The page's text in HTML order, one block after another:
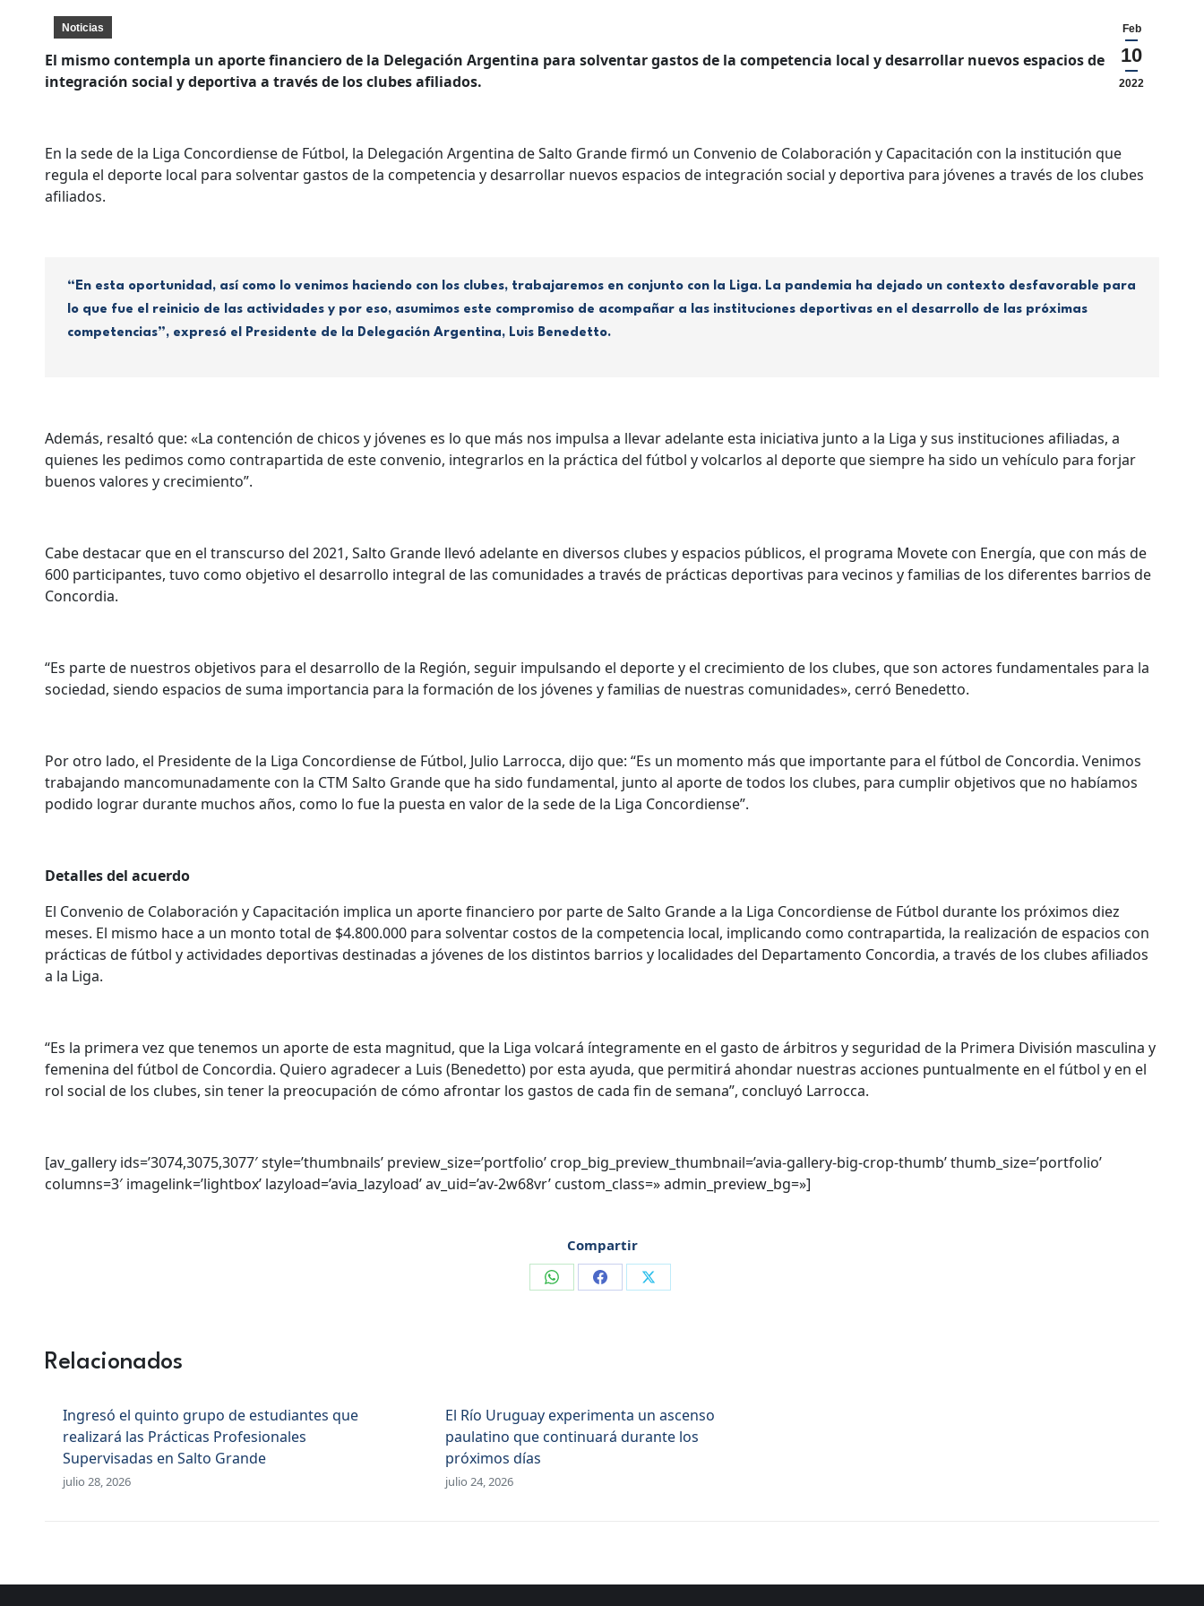
Feb
10
2022
Noticias
El mismo contempla un aporte financiero de la Delegación Argentina para solventar gastos de la competencia local y desarrollar nuevos espacios de
integración social y deportiva a través de los clubes afiliados.
En la sede de la Liga Concordiense de Fútbol, la Delegación Argentina de Salto Grande firmó un Convenio de Colaboración y Capacitación con la institución que
regula el deporte local para solventar gastos de la competencia y desarrollar nuevos espacios de integración social y deportiva para jóvenes a través de los clubes
afiliados.
“En esta oportunidad, así como lo venimos haciendo con los clubes, trabajaremos en conjunto con la Liga. La pandemia ha dejado un contexto desfavorable para
lo que fue el reinicio de las actividades y por eso, asumimos este compromiso de acompañar a las instituciones deportivas en el desarrollo de las próximas
competencias”, expresó el Presidente de la Delegación Argentina, Luis Benedetto.
Además, resaltó que: «La contención de chicos y jóvenes es lo que más nos impulsa a llevar adelante esta iniciativa junto a la Liga y sus instituciones afiliadas, a
quienes les pedimos como contrapartida de este convenio, integrarlos en la práctica del fútbol y volcarlos al deporte que siempre ha sido un vehículo para forjar
buenos valores y crecimiento”.
Cabe destacar que en el transcurso del 2021, Salto Grande llevó adelante en diversos clubes y espacios públicos, el programa Movete con Energía, que con más de
600 participantes, tuvo como objetivo el desarrollo integral de las comunidades a través de prácticas deportivas para vecinos y familias de los diferentes barrios de
Concordia.
“Es parte de nuestros objetivos para el desarrollo de la Región, seguir impulsando el deporte y el crecimiento de los clubes, que son actores fundamentales para la
sociedad, siendo espacios de suma importancia para la formación de los jóvenes y familias de nuestras comunidades», cerró Benedetto.
Por otro lado, el Presidente de la Liga Concordiense de Fútbol, Julio Larrocca, dijo que: “Es un momento más que importante para el fútbol de Concordia. Venimos
trabajando mancomunadamente con la CTM Salto Grande que ha sido fundamental, junto al aporte de todos los clubes, para cumplir objetivos que no habíamos
podido lograr durante muchos años, como lo fue la puesta en valor de la sede de la Liga Concordiense”.
Detalles del acuerdo
El Convenio de Colaboración y Capacitación implica un aporte financiero por parte de Salto Grande a la Liga Concordiense de Fútbol durante los próximos diez
meses. El mismo hace a un monto total de $4.800.000 para solventar costos de la competencia local, implicando como contrapartida, la realización de espacios con
prácticas de fútbol y actividades deportivas destinadas a jóvenes de los distintos barrios y localidades del Departamento Concordia, a través de los clubes afiliados
a la Liga.
“Es la primera vez que tenemos un aporte de esta magnitud, que la Liga volcará íntegramente en el gasto de árbitros y seguridad de la Primera División masculina y
femenina del fútbol de Concordia. Quiero agradecer a Luis (Benedetto) por esta ayuda, que permitirá ahondar nuestras acciones puntualmente en el fútbol y en el
rol social de los clubes, sin tener la preocupación de cómo afrontar los gastos de cada fin de semana”, concluyó Larrocca.
[av_gallery ids=’3074,3075,3077′ style=’thumbnails’ preview_size=’portfolio’ crop_big_preview_thumbnail=’avia-gallery-big-crop-thumb’ thumb_size=’portfolio’
columns=3′ imagelink=’lightbox’ lazyload=’avia_lazyload’ av_uid=’av-2w68vr’ custom_class=» admin_preview_bg=»]
Compartir
CompartirCompartirCompartir
Relacionados
Ingresó el quinto grupo de estudiantes que
realizará las Prácticas Profesionales
Supervisadas en Salto Grande
julio 28, 2026
El Río Uruguay experimenta un ascenso
paulatino que continuará durante los
próximos días
julio 24, 2026